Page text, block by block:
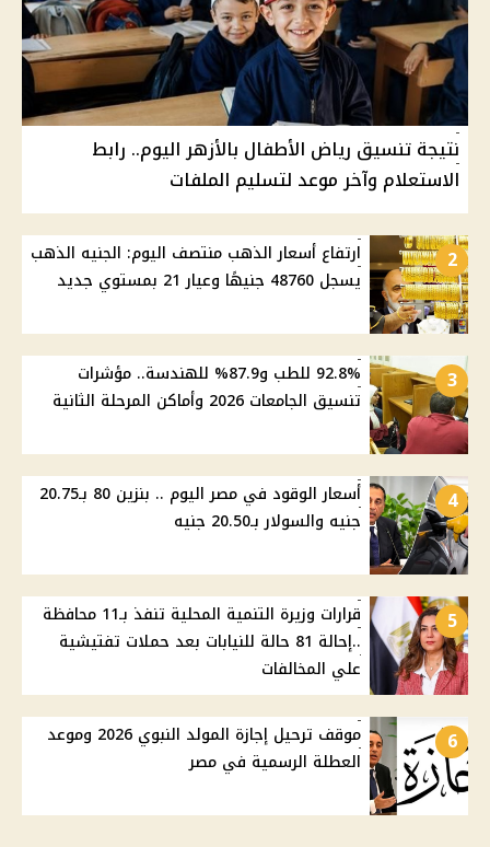
نتيجة تنسيق رياض الأطفال بالأزهر اليوم.. رابط
الاستعلام وآخر موعد لتسليم الملفات
2
ارتفاع أسعار الذهب منتصف اليوم: الجنيه الذهب
يسجل 48760 جنيهًا وعيار 21 بمستوي جديد
3
92.8% للطب و87.9% للهندسة.. مؤشرات
تنسيق الجامعات 2026 وأماكن المرحلة الثانية
4
أسعار الوقود في مصر اليوم .. بنزين 80 بـ20.75
جنيه والسولار بـ20.50 جنيه
5
قرارات وزيرة التنمية المحلية تنفذ بـ11 محافظة
..إحالة 81 حالة للنيابات بعد حملات تفتيشية
علي المخالفات
6
موقف ترحيل إجازة المولد النبوي 2026 وموعد
العطلة الرسمية في مصر